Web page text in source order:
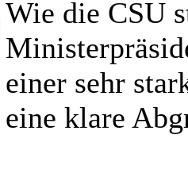
Wie die CSU
einer sehr
eine klare